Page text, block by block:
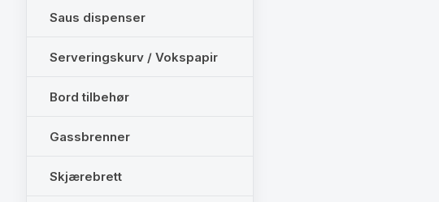
Saus dispenser
Serveringskurv / Vokspapir
Bord tilbehør
Gassbrenner
Skjærebrett